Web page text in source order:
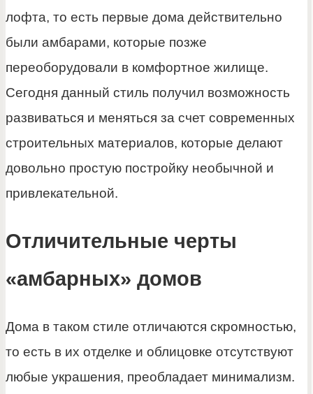
лофта, то есть первые дома действительно
были амбарами, которые позже
переоборудовали в комфортное жилище.
Сегодня данный стиль получил возможность
развиваться и меняться за счет современных
строительных материалов, которые делают
довольно простую постройку необычной и
привлекательной.
Отличительные черты
«амбарных» домов
Дома в таком стиле отличаются скромностью,
то есть в их отделке и облицовке отсутствуют
любые украшения, преобладает минимализм.